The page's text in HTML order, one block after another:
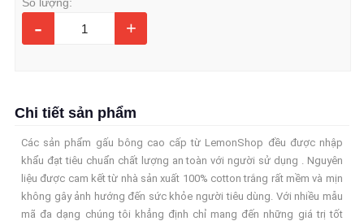
- +
Chi tiết sản phẩm
Các sản phẩm gấu bông cao cấp từ LemonShop đều được nhập
khẩu đạt tiêu chuẩn chất lượng an toàn với người sử dụng . Nguyên
liệu được cam kết từ nhà sản xuất 100% cotton trắng rất mềm và mịn
không gây ảnh hướng đến sức khỏe người tiêu dùng. Với nhiều mẫu
mã đa dạng chúng tôi khẳng định chỉ mang đến những giá trị tốt